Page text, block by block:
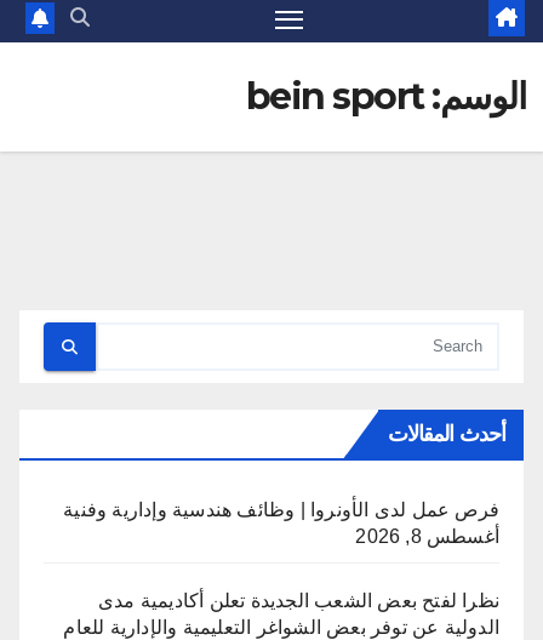
الوسم:bein sport
أحدث المقالات
فرص عمل لدى الأونروا | وظائف هندسية وإدارية وفنية
أغسطس 8, 2026
نظرا لفتح بعض الشعب الجديدة تعلن أكاديمية مدى
الدولية عن توفر بعض الشواغر التعليمية والإدارية للعام